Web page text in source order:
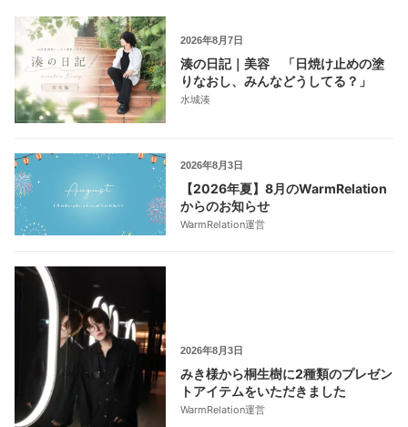
2026年8月7日
湊の日記｜美容 「日焼け止めの塗
りなおし、みんなどうしてる？」
水城湊
2026年8月3日
【2026年夏】8月のWarmRelation
からのお知らせ
WarmRelation運営
2026年8月3日
みき様から桐生樹に2種類のプレゼン
トアイテムをいただきました
WarmRelation運営